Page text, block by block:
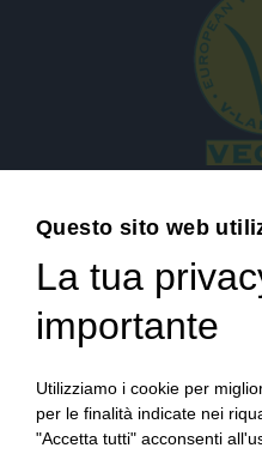
Accedi
Questo sito web
La tua
importante
Utilizziamo i cookie per
per le finalità indicate nei
"Accetta tutti" acconsenti